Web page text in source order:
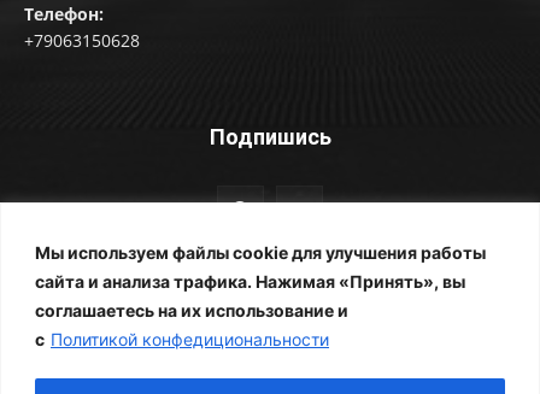
Мы используем файлы cookie для улучшения работы
сайта и анализа трафика. Нажимая «Принять», вы
соглашаетесь на их использование и
с Политикой конфедициональности
Телефон:
+79063150628
Подпишись
© Новости Саратова 2014-2025